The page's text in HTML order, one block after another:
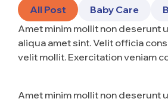
All Post Baby Care
Amet minim mollit non deserunt
aliqua amet sint. Velit officia
velit mollit. Exercitation veniam
Amet minim mollit non deserunt